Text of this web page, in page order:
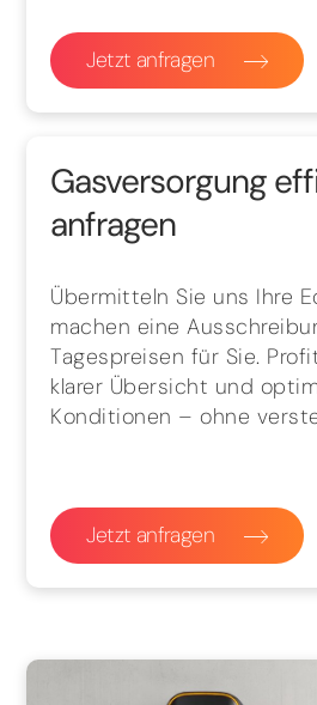
Jetzt anfragen
Gasversorgung
anfragen
Übermitteln Sie uns Ihre
machen eine
Tagespreisen für Sie.
klarer Übersicht und
Konditionen – ohne
Jetzt anfragen